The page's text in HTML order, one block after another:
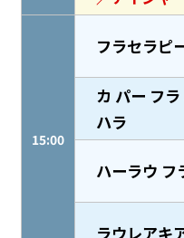
15:00
フラセラピ
カ パー フ
ハラ
ハーラウ フ
ラウレアキ